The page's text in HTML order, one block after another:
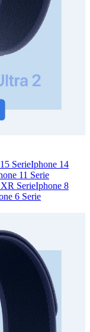
SerieIphone 14
11 Serie
SerieIphone 8
6 Serie